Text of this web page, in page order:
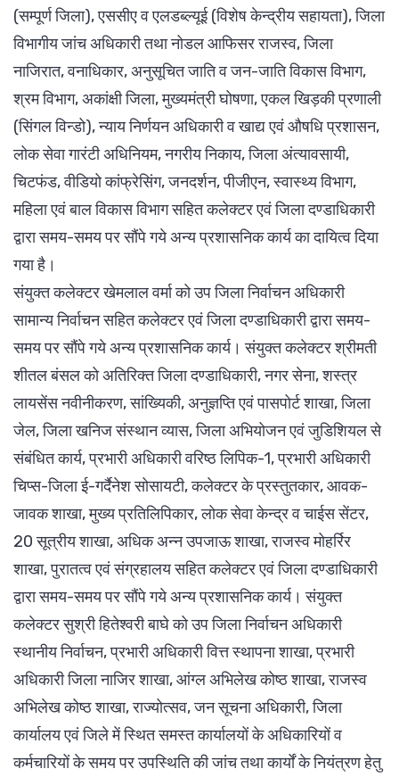
(सम्पूर्ण जिला), एससीए व एलडब्ल्यूई (विशेष केन्द्रीय सहायता), जिला
विभागीय जांच अधिकारी तथा नोडल आफिसर राजस्व, जिला
नाजिरात, वनाधिकार, अनुसूचित जाति व जन-जाति विकास विभाग,
श्रम विभाग, अकांक्षी जिला, मुख्यमंत्री घोषणा, एकल खिड़की प्रणाली
(सिंगल विन्डो), न्याय निर्णयन अधिकारी व खाद्य एवं औषधि प्रशासन,
लोक सेवा गारंटी अधिनियम, नगरीय निकाय, जिला अंत्यावसायी,
चिटफंड, वीडियो कांफ्रेसिंग, जनदर्शन, पीजीएन, स्वास्थ्य विभाग,
महिला एवं बाल विकास विभाग सहित कलेक्टर एवं जिला दण्डाधिकारी
द्वारा समय-समय पर सौंपे गये अन्य प्रशासनिक कार्य का दायित्व दिया
गया है।
संयुक्त कलेक्टर खेमलाल वर्मा को उप जिला निर्वाचन अधिकारी
सामान्य निर्वाचन सहित कलेक्टर एवं जिला दण्डाधिकारी द्वारा समय-
समय पर सौंपे गये अन्य प्रशासनिक कार्य। संयुक्त कलेक्टर श्रीमती
शीतल बंसल को अतिरिक्त जिला दण्डाधिकारी, नगर सेना, शस्त्र
लायसेंस नवीनीकरण, सांख्यिकी, अनुज्ञप्ति एवं पासपोर्ट शाखा, जिला
जेल, जिला खनिज संस्थान व्यास, जिला अभियोजन एवं जुडिशियल से
संबंधित कार्य, प्रभारी अधिकारी वरिष्ठ लिपिक-1, प्रभारी अधिकारी
चिप्स-जिला ई-गर्दैनेश सोसायटी, कलेक्टर के प्रस्तुतकार, आवक-
जावक शाखा, मुख्य प्रतिलिपिकार, लोक सेवा केन्द्र व चाईस सेंटर,
20 सूत्रीय शाखा, अधिक अन्न उपजाऊ शाखा, राजस्व मोहर्रिर
शाखा, पुरातत्व एवं संग्रहालय सहित कलेक्टर एवं जिला दण्डाधिकारी
द्वारा समय-समय पर सौंपे गये अन्य प्रशासनिक कार्य। संयुक्त
कलेक्टर सुश्री हितेश्वरी बाघे को उप जिला निर्वाचन अधिकारी
स्थानीय निर्वाचन, प्रभारी अधिकारी वित्त स्थापना शाखा, प्रभारी
अधिकारी जिला नाजिर शाखा, आंग्ल अभिलेख कोष्ठ शाखा, राजस्व
अभिलेख कोष्ठ शाखा, राज्योत्सव, जन सूचना अधिकारी, जिला
कार्यालय एवं जिले में स्थित समस्त कार्यालयों के अधिकारियों व
कर्मचारियों के समय पर उपस्थिति की जांच तथा कार्यों के नियंत्रण हेतु